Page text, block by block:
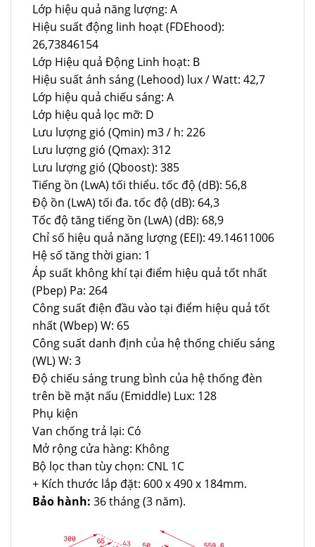
Lớp hiệu quả năng lượng: A
Hiệu suất động linh hoạt (FDEhood):
26,73846154
Lớp Hiệu quả Động Linh hoạt: B
Hiệu suất ánh sáng (Lehood) lux / Watt: 42,7
Lớp hiệu quả chiếu sáng: A
Lớp hiệu quả lọc mỡ: D
Lưu lượng gió (Qmin) m3 / h: 226
Lưu lượng gió (Qmax): 312
Lưu lượng gió (Qboost): 385
Tiếng ồn (LwA) tối thiểu. tốc độ (dB): 56,8
Độ ồn (LwA) tối đa. tốc độ (dB): 64,3
Tốc độ tăng tiếng ồn (LwA) (dB): 68,9
Chỉ số hiệu quả năng lượng (EEI): 49.14611006
Hệ số tăng thời gian: 1
Áp suất không khí tại điểm hiệu quả tốt nhất
(Pbep) Pa: 264
Công suất điện đầu vào tại điểm hiệu quả tốt
nhất (Wbep) W: 65
Công suất danh định của hệ thống chiếu sáng
(WL) W: 3
Độ chiếu sáng trung bình của hệ thống đèn
trên bề mặt nấu (Emiddle) Lux: 128
Phụ kiện
Van chống trả lại: Có
Mở rộng cửa hàng: Không
Bộ lọc than tùy chọn: CNL 1C
+ Kích thước lắp đặt: 600 x 490 x 184mm.
Bảo hành: 36 tháng (3 năm).